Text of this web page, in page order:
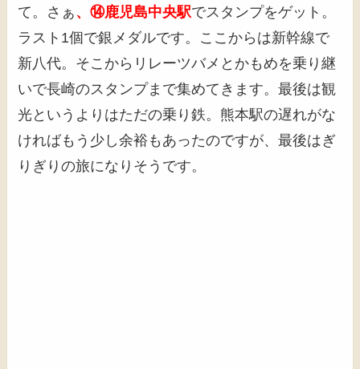
て。さぁ、⑭鹿児島中央駅でスタンプをゲット。
ラスト1個で銀メダルです。ここからは新幹線で
新八代。そこからリレーツバメとかもめを乗り継
いで長崎のスタンプまで集めてきます。最後は観
光というよりはただの乗り鉄。熊本駅の遅れがな
ければもう少し余裕もあったのですが、最後はぎ
りぎりの旅になりそうです。